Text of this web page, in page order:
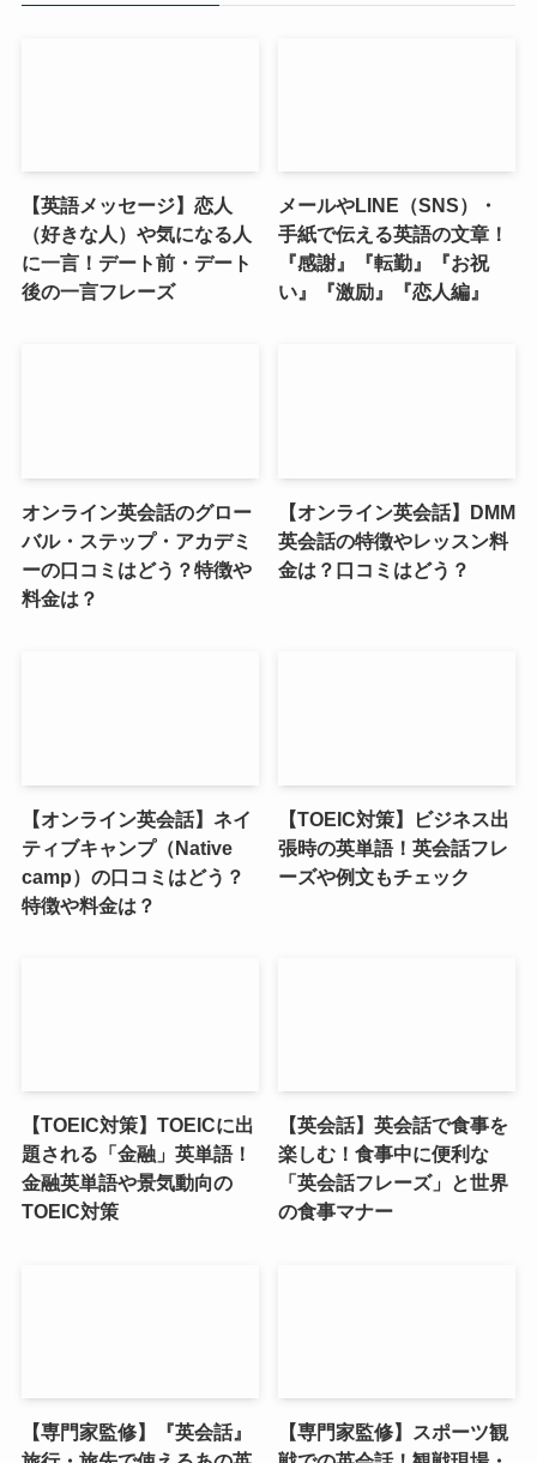
【英語メッセージ】恋人
（好きな人）や気になる人
に一言！デート前・デート
後の一言フレーズ
メールやLINE（SNS）・
手紙で伝える英語の文章！
『感謝』『転勤』『お祝
い』『激励』『恋人編』
オンライン英会話のグロー
バル・ステップ・アカデミ
ーの口コミはどう？特徴や
料金は？
【オンライン英会話】DMM
英会話の特徴やレッスン料
金は？口コミはどう？
【オンライン英会話】ネイ
ティブキャンプ（Native
camp）の口コミはどう？
特徴や料金は？
【TOEIC対策】ビジネス出
張時の英単語！英会話フレ
ーズや例文もチェック
【TOEIC対策】TOEICに出
題される「金融」英単語！
金融英単語や景気動向の
TOEIC対策
【英会話】英会話で食事を
楽しむ！食事中に便利な
「英会話フレーズ」と世界
の食事マナー
【専門家監修】『英会話』
【専門家監修】スポーツ観